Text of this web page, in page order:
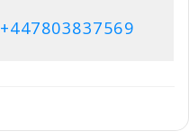
+447803837569